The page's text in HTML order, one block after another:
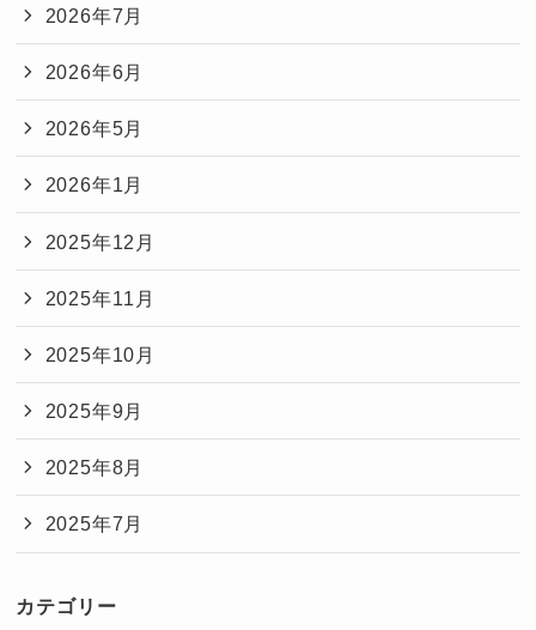
2026年7月
2026年6月
2026年5月
2026年1月
2025年12月
2025年11月
2025年10月
2025年9月
2025年8月
2025年7月
カテゴリー